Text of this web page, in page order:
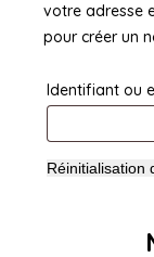
votre adresse
pour créer un
Identifiant ou
Réinitialisation